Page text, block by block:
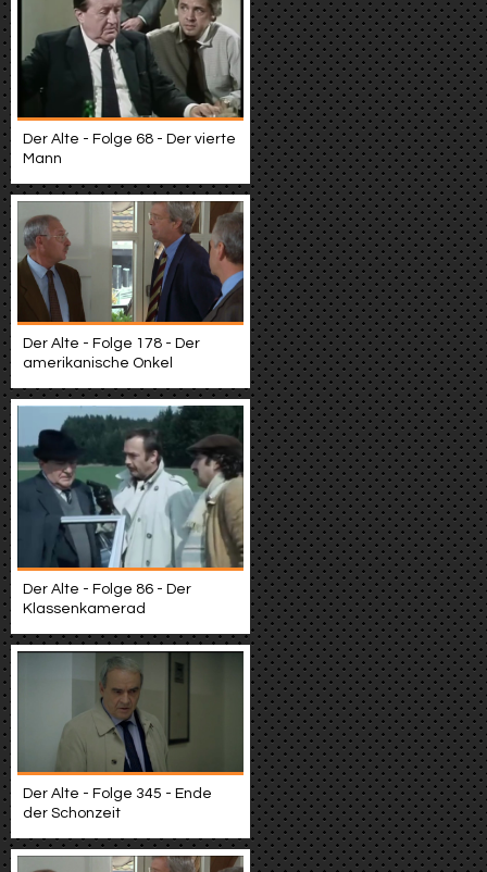
Der Alte - Folge 68 - Der vierte
Mann
Der Alte - Folge 178 - Der
amerikanische Onkel
Der Alte - Folge 86 - Der
Klassenkamerad
Der Alte - Folge 345 - Ende
der Schonzeit